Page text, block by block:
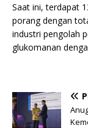
Saat ini, terdapat
porang dengan
industri pengolah
glukomanan